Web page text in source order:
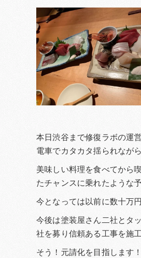
本日渋谷まで修復ラボの運
電車でカタカタ揺られなが
美味しい料理を食べてから
たチャンスに乗れたような予
今となっては以前に数十万
今後は塗装屋さん二社とタ
社を募り信頼ある工事を施
そう！元請化を目指します！